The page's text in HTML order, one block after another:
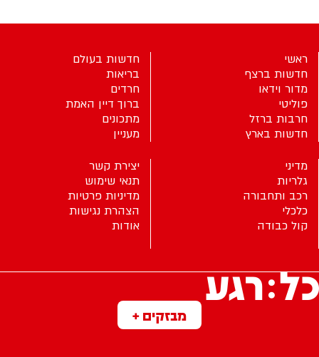
מבזקים +
ראשי
חדשות ברצף
מדור וידאו
פוליטי
חרבות ברזל
חדשות בארץ
חדשות בעולם
בריאות
חרדים
ברוך דיין האמת
מתכונים
מעניין
מדיני
גלריות
רכב ותחבורה
כלכלי
קול כבודה
יצירת קשר
תנאי שימוש
מדיניות פרטיות
הצהרת נגישות
אודות